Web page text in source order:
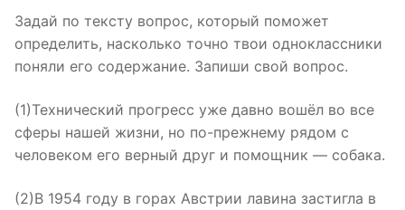
Задай по тексту вопрос, который поможет
определить, насколько точно твои одноклассники
поняли его содержание. Запиши свой вопрос.
(1)Технический прогресс уже давно вошёл во все
сферы нашей жизни, но по-прежнему рядом с
человеком его верный друг и помощник — собака.
(2)В 1954 году в горах Австрии лавина застигла в